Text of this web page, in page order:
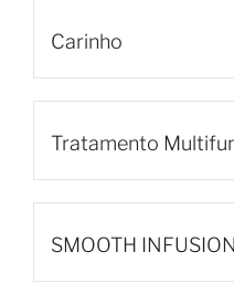
Carinho
Tratamento
SMOOTH INFUSION